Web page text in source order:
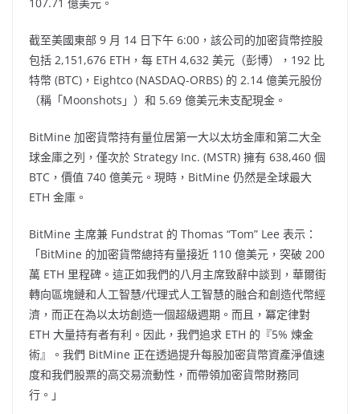
截至美國東部 9 月 14 日下午 6:00，該公司的加密貨幣控股
包括 2,151,676 ETH，每 ETH 4,632 美元（彭博），192 比
特幣 (BTC)，Eightco (NASDAQ-ORBS) 的 2.14 億美元股份
（稱「Moonshots」）和 5.69 億美元未支配現金。
BitMine 加密貨幣持有量位居第一大以太坊金庫和第二大全
球金庫之列，僅次於 Strategy Inc. (MSTR) 擁有 638,460 個
BTC，價值 740 億美元。現時，BitMine 仍然是全球最大
ETH 金庫。
BitMine 主席兼 Fundstrat 的 Thomas “Tom” Lee 表示：
「BitMine 的加密貨幣總持有量接近 110 億美元，突破 200
萬 ETH 里程碑。這正如我們的八月主席致辭中談到，華爾街
轉向區塊鏈和人工智慧/代理式人工智慧的融合和創造代幣經
濟，而正在為以太坊創造一個超級週期。而且，冪定律對
ETH 大量持有者有利。因此，我們追求 ETH 的『5% 煉金
術』。我們 BitMine 正在透過提升每股加密貨幣資產淨值速
度和我們股票的高交易流動性，而帶領加密貨幣財務同
行。」